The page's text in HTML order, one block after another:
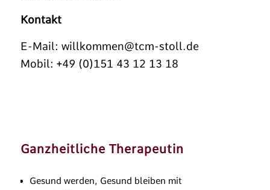
Kontakt
E-Mail: willkommen@tcm-stoll.de
Mobil: +49 (0)151 43 12 13 18
Ganzheitliche Therapeutin
Gesund werden, Gesund bleiben mit